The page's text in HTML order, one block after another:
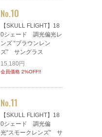
No.10
【SKULL FLIGHT】18
0シェード 調光偏光レ
ンズ “ブラウンレン
ズ” サングラス
15,180円
会員価格 2%OFF!!
No.11
【SKULL FLIGHT】18
0シェード 調光偏
光“スモークレンズ” サ